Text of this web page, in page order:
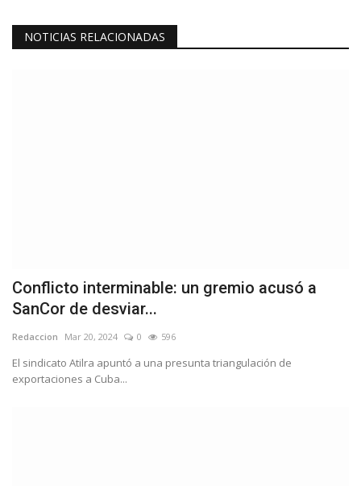
NOTICIAS RELACIONADAS
Conflicto interminable: un gremio acusó a
SanCor de desviar...
Redaccion Mar 20, 2024 0 596
El sindicato Atilra apuntó a una presunta triangulación de
exportaciones a Cuba...